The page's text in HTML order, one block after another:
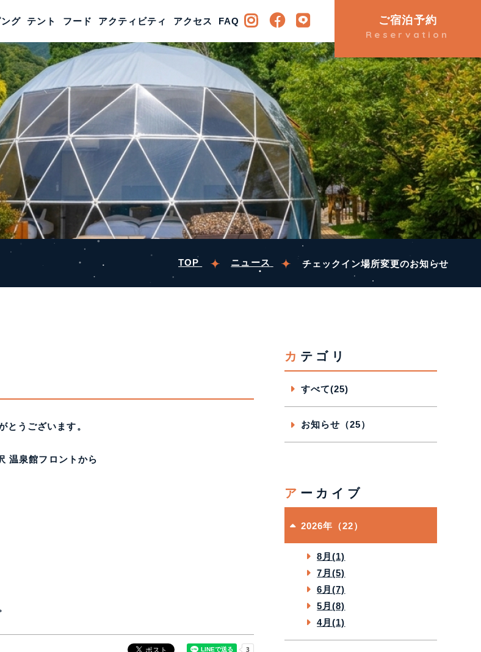
グ テント フード アクティビティ アクセス FAQ ご宿泊予約
Reservation
グランピング テント フード アクティビティ アクセス FAQ
TOP ニュース チェックイン場所変更のお知らせ
とうございます。
温泉館フロントから
カテゴリ
すべて(25)
お知らせ（25）
アーカイブ
2026年（22）
8月(1)
7月(5)
6月(7)
5月(8)
4月(1)